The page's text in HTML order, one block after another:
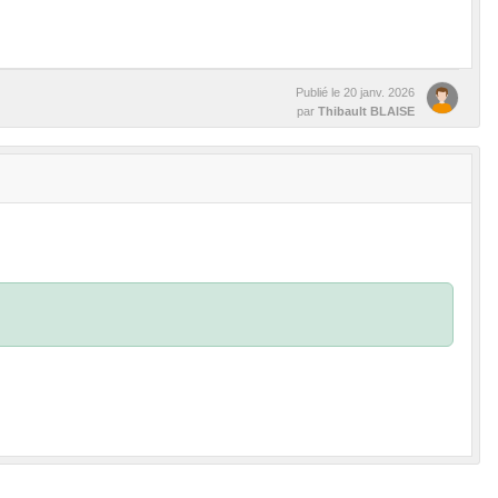
Publié le 20 janv. 2026
par Thibault BLAISE